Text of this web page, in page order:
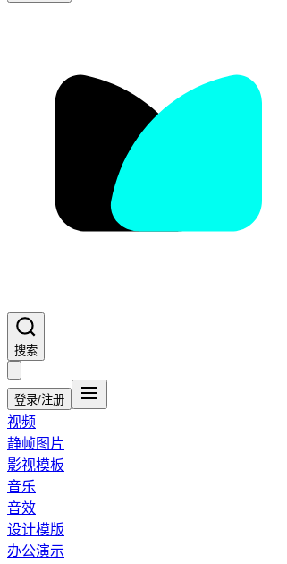
搜索
登录/注册
视频
静帧图片
影视模板
音乐
音效
设计模版
办公演示